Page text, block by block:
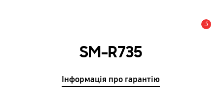
3
SM-R735
Інформація про гарантію